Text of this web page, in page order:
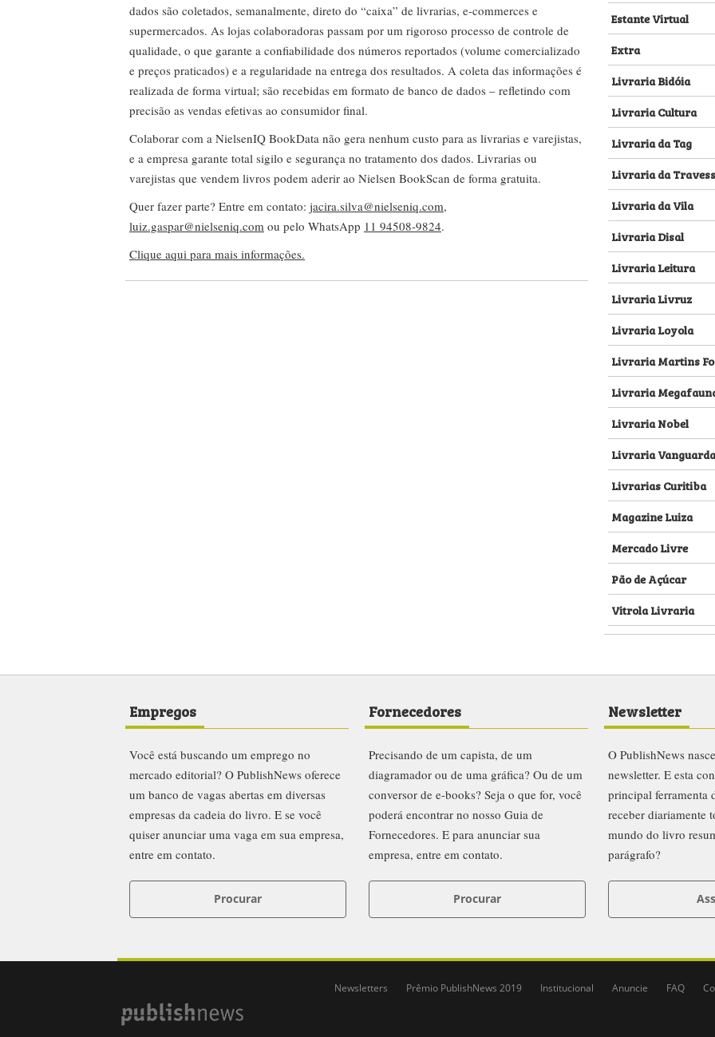
dados são coletados, semanalmente, direto do “caixa” de livrarias, e-commerces e
supermercados. As lojas colaboradoras passam por um rigoroso processo de controle de
qualidade, o que garante a confiabilidade dos números reportados (volume comercializado
e preços praticados) e a regularidade na entrega dos resultados. A coleta das informações é
realizada de forma virtual; são recebidas em formato de banco de dados – refletindo com
precisão as vendas efetivas ao consumidor final.
Colaborar com a NielsenIQ BookData não gera nenhum custo para as livrarias e varejistas,
e a empresa garante total sigilo e segurança no tratamento dos dados. Livrarias ou
varejistas que vendem livros podem aderir ao Nielsen BookScan de forma gratuita.
Quer fazer parte? Entre em contato: jacira.silva@nielseniq.com,
luiz.gaspar@nielseniq.com ou pelo WhatsApp 11 94508-9824.
Clique aqui para mais informações.
Estante Virtual
Extra
Livraria Bidóia
Livraria Cultura
Livraria da Tag
Livraria da
Livraria da Vila
Livraria Disal
Livraria Leitura
Livraria Livruz
Livraria Loyola
Livraria Martins
Livraria
Livraria Nobel
Livraria Vanguarda
Livrarias Curitiba
Magazine Luiza
Mercado Livre
Pão de Açúcar
Vitrola Livraria
Empregos
Você está buscando um emprego no
mercado editorial? O PublishNews oferece
um banco de vagas abertas em diversas
empresas da cadeia do livro. E se você
quiser anunciar uma vaga em sua empresa,
entre em contato.
Procurar
Fornecedores
Precisando de um capista, de um
diagramador ou de uma gráfica? Ou de um
conversor de e-books? Seja o que for, você
poderá encontrar no nosso Guia de
Fornecedores. E para anunciar sua
empresa, entre em contato.
Procurar
Newsletter
O PublishNews
newsletter. E esta
principal ferramenta
receber diariamente
mundo do livro
parágrafo?
Newsletters Prêmio PublishNews 2019 Institucional Anuncie FAQ